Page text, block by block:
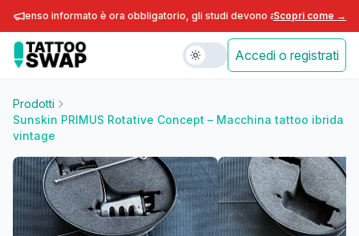
informato è ora obbligatorio, gli studi devono adeguarsi entro fine
Scopri come →
Accedi o registrati
Prodotti
Sunskin PRIMUS Rotative Concept – Macchina tattoo ibrida
vintage